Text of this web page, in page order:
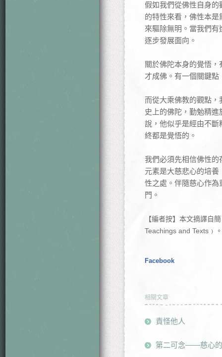
假如我們從佛性自身
的特性來看，佛性本
來驅除無明。當我們
逐步發展面向。
關於佛陀本身的覺悟
才成佛。有一個關鍵
而從大乘佛教的觀點
史上的佛陀，勤勉精
說，他似乎是經由不
終都是覺悟的。
我們必須先相信佛性
元素是大慈悲心的培
性之處。伴隨慈心作
門。
【編者按】本文摘譯自
Teachings and Texts﹚
Facebook
相關文章
責怪他人
第二可念——慈心